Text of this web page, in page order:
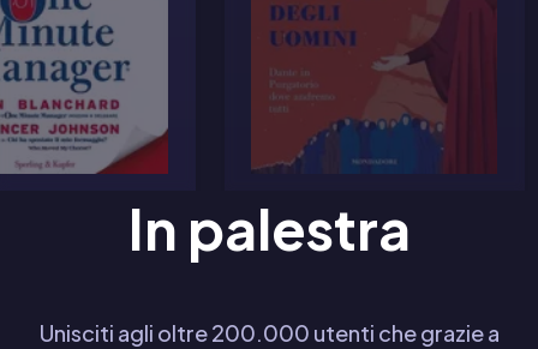
In palestra
Unisciti agli oltre 200.000 utenti che grazie a